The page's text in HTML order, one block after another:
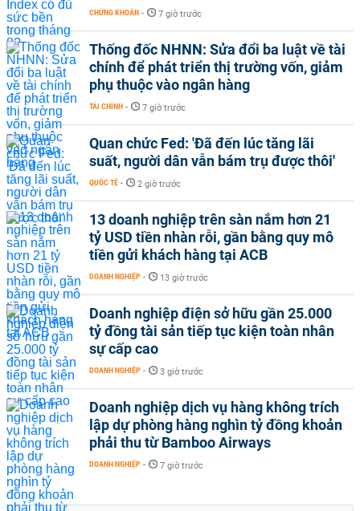
CHỨNG KHOÁN - 7 giờ trước
Thống đốc NHNN: Sửa đổi ba luật về tài
chính để phát triển thị trường vốn, giảm
phụ thuộc vào ngân hàng
TÀI CHÍNH - 7 giờ trước
Quan chức Fed: 'Đã đến lúc tăng lãi
suất, người dân vẫn bám trụ được thôi'
QUỐC TẾ - 2 giờ trước
13 doanh nghiệp trên sàn nắm hơn 21
tỷ USD tiền nhàn rỗi, gần bằng quy mô
tiền gửi khách hàng tại ACB
DOANH NGHIỆP - 13 giờ trước
Doanh nghiệp điện sở hữu gần 25.000
tỷ đồng tài sản tiếp tục kiện toàn nhân
sự cấp cao
DOANH NGHIỆP - 3 giờ trước
Doanh nghiệp dịch vụ hàng không trích
lập dự phòng hàng nghìn tỷ đồng khoản
phải thu từ Bamboo Airways
DOANH NGHIỆP - 7 giờ trước